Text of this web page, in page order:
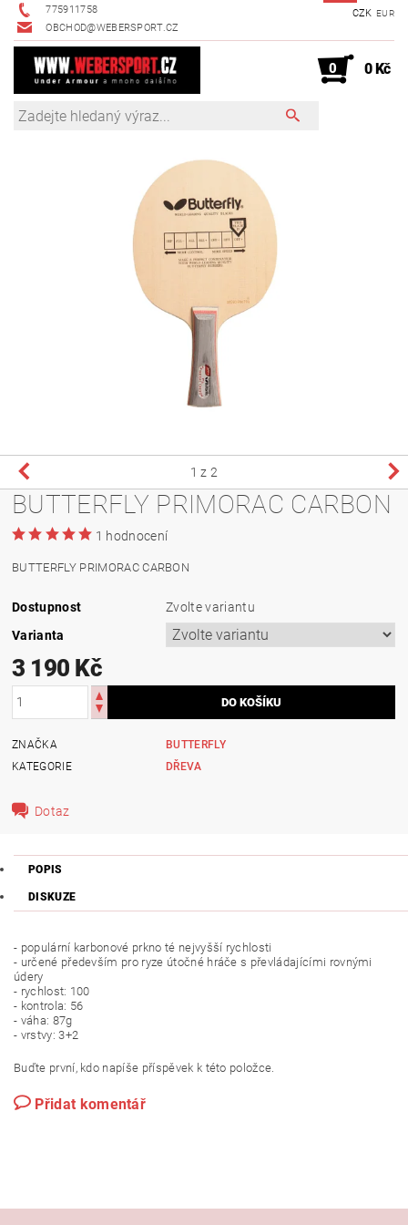
775911758
OBCHOD@WEBERSPORT.CZ
CZK EUR
0 0 Kč
1 z 2
BUTTERFLY PRIMORAC CARBON
1 hodnocení
BUTTERFLY PRIMORAC CARBON
Dostupnost
Zvolte variantu
Varianta
3 190 Kč
ZNAČKA
BUTTERFLY
KATEGORIE
DŘEVA
Dotaz
POPIS
DISKUZE
- populární karbonové prkno té nejvyšší rychlosti
- určené především pro ryze útočné hráče s převládajícími rovnými
údery
- rychlost: 100
- kontrola: 56
- váha: 87g
- vrstvy: 3+2
Buďte první, kdo napíše příspěvek k této položce.
Přidat komentář